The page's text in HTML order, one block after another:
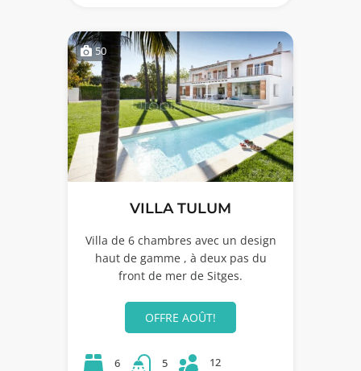
50
VILLA TULUM
Villa de 6 chambres avec un design
haut de gamme , à deux pas du
front de mer de Sitges.
OFFRE AOÛT!
6 5 12